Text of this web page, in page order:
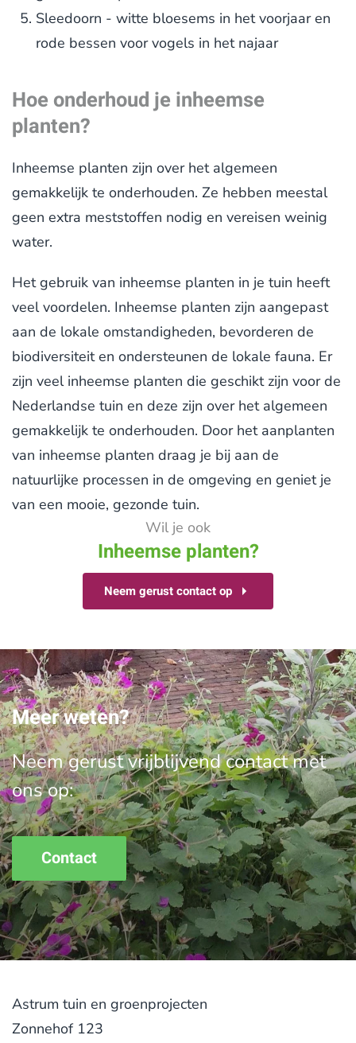
Sleedoorn - witte bloesems in het voorjaar en
rode bessen voor vogels in het najaar
Hoe onderhoud je inheemse
planten?
Inheemse planten zijn over het algemeen
gemakkelijk te onderhouden. Ze hebben meestal
geen extra meststoffen nodig en vereisen weinig
water.
Het gebruik van inheemse planten in je tuin heeft
veel voordelen. Inheemse planten zijn aangepast
aan de lokale omstandigheden, bevorderen de
biodiversiteit en ondersteunen de lokale fauna. Er
zijn veel inheemse planten die geschikt zijn voor de
Nederlandse tuin en deze zijn over het algemeen
gemakkelijk te onderhouden. Door het aanplanten
van inheemse planten draag je bij aan de
natuurlijke processen in de omgeving en geniet je
van een mooie, gezonde tuin.
Wil je ook
Inheemse planten?
Neem gerust contact op
Meer weten?
Neem gerust vrijblijvend contact met
ons op:
Contact
Astrum tuin en groenprojecten
Zonnehof 123